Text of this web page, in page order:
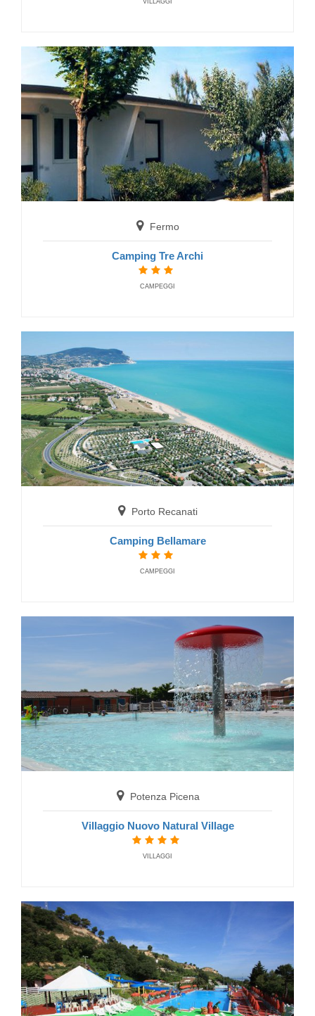
Villaggio Verde Mare
FERIENDORF
Cupra Marittima
FERIENDORF
CAMPINGPLÄTZE
VILLAGGI
Fermo
Camping Tre Archi
CAMPEGGI
Porto Recanati
Camping Bellamare
CAMPEGGI
Potenza Picena
Villaggio Nuovo Natural Village
VILLAGGI